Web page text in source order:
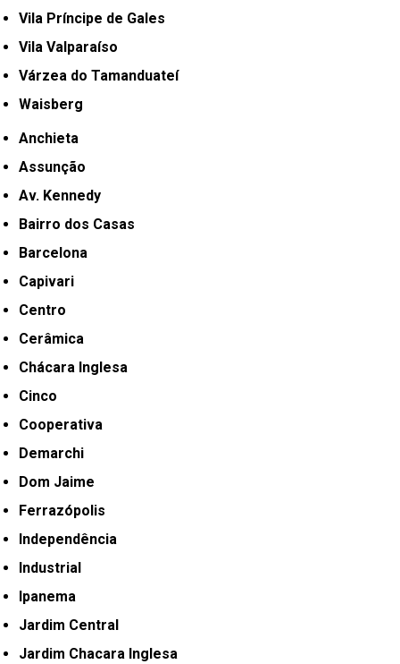
Vila Príncipe de Gales
Vila Valparaíso
Várzea do Tamanduateí
Waisberg
Anchieta
Assunção
Av. Kennedy
Bairro dos Casas
Barcelona
Capivari
Centro
Cerâmica
Chácara Inglesa
Cinco
Cooperativa
Demarchi
Dom Jaime
Ferrazópolis
Independência
Industrial
Ipanema
Jardim Central
Jardim Chacara Inglesa